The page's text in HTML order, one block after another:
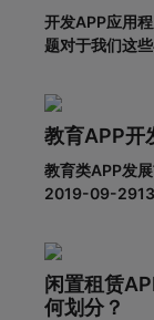
开发APP应用
题对于我们这
了。其实，
看一下一套完
能需求阶段0
教育APP开
教育类APP发
2019-09-
的来了吗？据
亿，普及率
闲置租赁
何划分？